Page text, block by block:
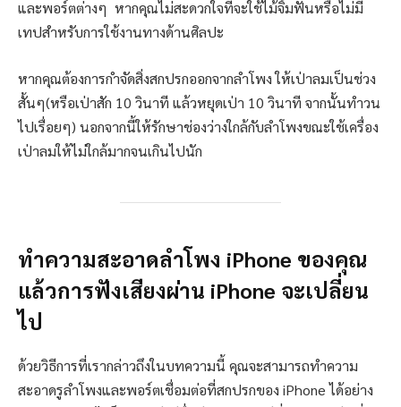
และพอร์ตต่างๆ หากคุณไม่สะดวกใจที่จะใช้ไม้จิ้มฟันหรือไม่มี
เทปสำหรับการใช้งานทางด้านศิลปะ
หากคุณต้องการกำจัดสิ่งสกปรกออกจากลำโพง ให้เป่าลมเป็นช่วง
สั้นๆ(หรือเป่าสัก 10 วินาที แล้วหยุดเป่า 10 วินาที จากนั้นทำวน
ไปเรื่อยๆ) นอกจากนี้ให้รักษาช่องว่างใกล้กับลำโพงขณะใช้เครื่อง
เป่าลมให้ไม่ใกล้มากจนเกินไปนัก
ทำความสะอาดลำโพง iPhone ของคุณ
แล้วการฟังเสียงผ่าน iPhone จะเปลี่ยน
ไป
ด้วยวิธีการที่เรากล่าวถึงในบทความนี้ คุณจะสามารถทำความ
สะอาดรูลำโพงและพอร์ตเชื่อมต่อที่สกปรกของ iPhone ได้อย่าง